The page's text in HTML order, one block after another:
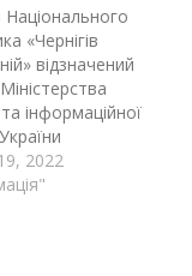
«Чернігів
відзначений
інформаційної
2022